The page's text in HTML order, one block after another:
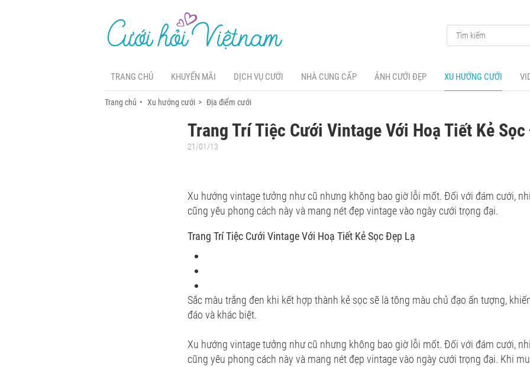
TRANG CHỦ KHUYẾN MÃI DỊCH VỤ CƯỚI NHÀ CUNG CẤP ẢNH CƯỚI ĐẸP XU HƯỚNG CƯỚI
Trang chủ Xu hướng cưới Địa điểm cưới
Trang Trí Tiệc Cưới Vintage Với Hoạ Tiết Kẻ Sọc
21/01/13
Xu hướng vintage tưởng như cũ nhưng không bao giờ lỗi mốt. Đối với đám cưới,
cũng yêu phong cách này và mang nét đẹp vintage vào ngày cưới trọng đại.
Trang Trí Tiệc Cưới Vintage Với Hoạ Tiết Kẻ Sọc Đẹp Lạ
Sắc màu trắng đen khi kết hợp thành kẻ sọc sẽ là tông màu chủ đạo ấn tượng,
đáo và khác biệt.
Xu hướng vintage tưởng như cũ nhưng không bao giờ lỗi mốt. Đối với đám cưới,
cũng yêu phong cách này và mang nét đẹp vintage vào ngày cưới trọng đại. Khi